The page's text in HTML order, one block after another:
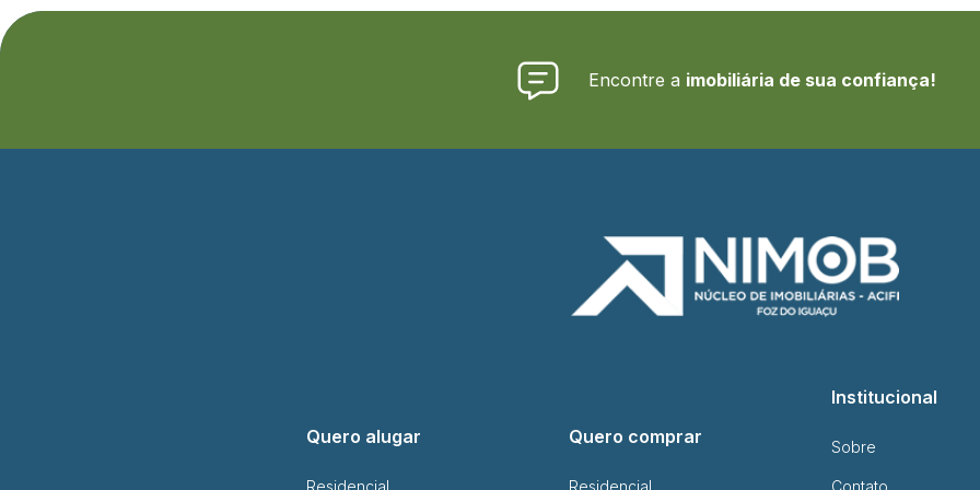
Encontre a imobiliária de sua confiança!
Quero alugar Quero comprar
Institucional
Sobre